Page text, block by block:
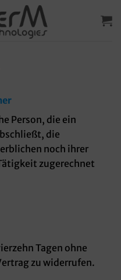
Person, die ein
die
noch ihrer
zugerechnet
Tagen ohne
zu widerrufen.